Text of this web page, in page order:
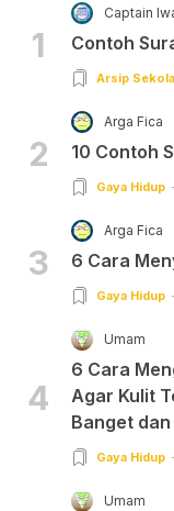
1
Captain
Contoh
Arsip
2
Arga Fica
10 Contoh
Gaya Hidup
3
Arga Fica
6 Cara
Gaya Hidup
4
Umam
6 Cara
Agar Kulit
Banget
Gaya Hidup
Umam